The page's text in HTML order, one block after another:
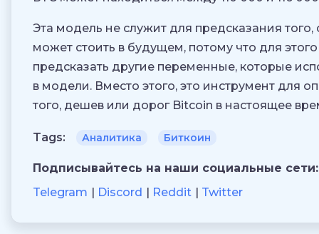
Эта модель не служит для предсказания того,
может стоить в будущем, потому что для
предсказать другие переменные, которые
в модели. Вместо этого, это инструмент для
того, дешев или дорог Bitcoin в настоящее
Tags: Аналитика Биткоин
Подписывайтесь на наши социальные сети:
Telegram
Discord Reddit Twitter